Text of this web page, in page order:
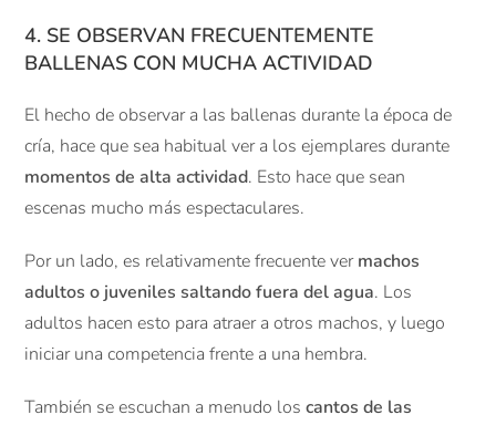
4. SE OBSERVAN FRECUENTEMENTE
BALLENAS CON MUCHA ACTIVIDAD
El hecho de observar a las ballenas durante la época de
cría, hace que sea habitual ver a los ejemplares durante
momentos de alta actividad. Esto hace que sean
escenas mucho más espectaculares.
Por un lado, es relativamente frecuente vermachos
adultos o juveniles saltando fuera del agua. Los
adultos hacen esto para atraer a otros machos, y luego
iniciar una competencia frente a una hembra.
También se escuchan a menudo loscantos de las